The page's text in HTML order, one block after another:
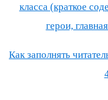
класса (краткое
герои,
Как заполнять